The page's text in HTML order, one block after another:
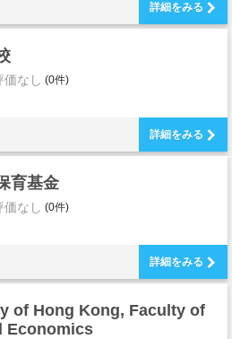
詳細をみる
価なし (0件)
詳細をみる
育基金
価なし (0件)
詳細をみる
of Hong Kong, Faculty of
Economics